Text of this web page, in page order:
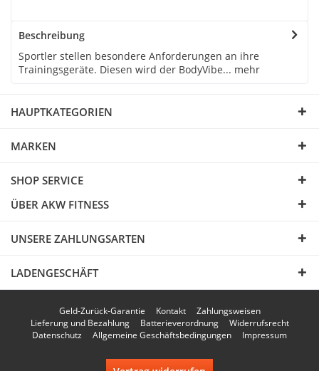
Beschreibung
Sportler stellen besondere Anforderungen an ihre
Trainingsgeräte. Diesen wird der BodyVibe... mehr
HAUPTKATEGORIEN
MARKEN
SHOP SERVICE
ÜBER AKW FITNESS
UNSERE ZAHLUNGSARTEN
LADENGESCHÄFT
Geld-Zurück-Garantie Kontakt
Zahlungsweisen
Lieferung und Bezahlung
Batterieverordnung
Widerrufsrecht
Datenschutz
Allgemeine Geschäftsbedingungen Impressum